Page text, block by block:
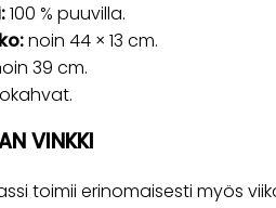
100 % puuvilla.
noin 44 × 13 cm.
39 cm.
VINKKI
toimii erinomaisesti myös